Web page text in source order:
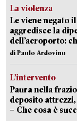
La violenza
Le viene negato
aggredisce la
dell’aeroporto:
di Paolo Ardovino
L’intervento
Paura nella
deposito attrezzi,
– Che cosa è